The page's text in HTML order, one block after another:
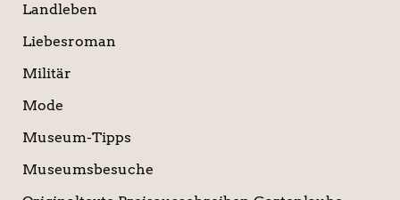
Landleben
Liebesroman
Militär
Mode
Museum-Tipps
Museumsbesuche